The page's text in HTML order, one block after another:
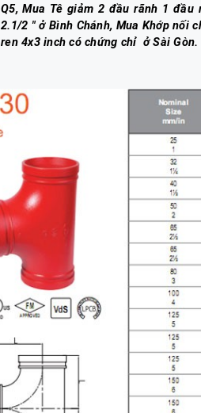
Q5, Mua Tê giảm 2 đầu rãnh 1
2.1/2 " ở Bình Chánh, Mua Khớp nối
ren 4x3 inch có chứng chỉ ở Sài Gòn.